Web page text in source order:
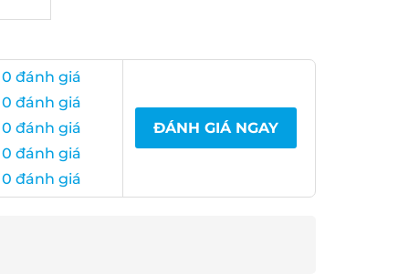
đánh giá
đánh giá
đánh giá
đánh giá
đánh giá
ĐÁNH GIÁ NGAY